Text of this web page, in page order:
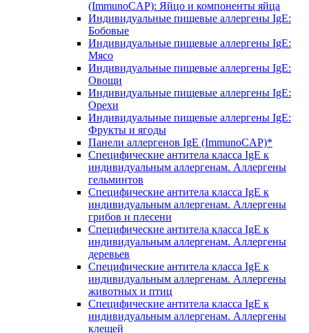
(ImmunoCAP): Яйцо и компоненты яйца
Индивидуальные пищевые аллергены IgE:
Бобовые
Индивидуальные пищевые аллергены IgE:
Мясо
Индивидуальные пищевые аллергены IgE:
Овощи
Индивидуальные пищевые аллергены IgE:
Орехи
Индивидуальные пищевые аллергены IgE:
Фрукты и ягоды
Панели аллергенов IgE (ImmunoCAP)*
Специфические антитела класса IgE к
индивидуальным аллергенам. Аллергены
гельминтов
Специфические антитела класса IgE к
индивидуальным аллергенам. Аллергены
грибов и плесени
Специфические антитела класса IgE к
индивидуальным аллергенам. Аллергены
деревьев
Специфические антитела класса IgE к
индивидуальным аллергенам. Аллергены
животных и птиц
Специфические антитела класса IgE к
индивидуальным аллергенам. Аллергены
клещей